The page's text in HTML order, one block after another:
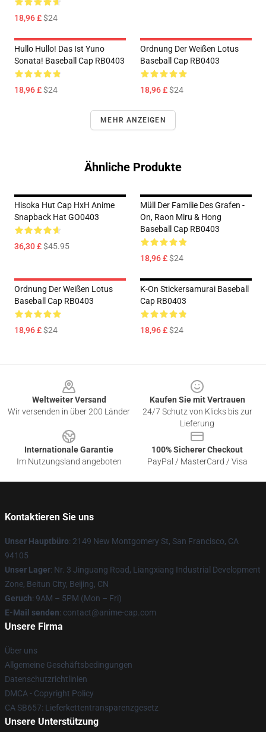
18,96 £$24
Hullo Hullo! Das Ist Yuno
Sonata! Baseball Cap RB0403
18,96 £$24
Ordnung Der Weißen Lotus
Baseball Cap RB0403
18,96 £$24
MEHR ANZEIGEN
Ähnliche Produkte
Hisoka Hut Cap HxH Anime
Snapback Hat GO0403
36,30 £$45.95
Müll Der Familie Des Grafen -
On, Raon Miru & Hong
Baseball Cap RB0403
18,96 £$24
Ordnung Der Weißen Lotus
Baseball Cap RB0403
18,96 £$24
K-On Stickersamurai Baseball
Cap RB0403
18,96 £$24
Weltweiter Versand
Wir versenden in über 200 Länder
Kaufen Sie mit Vertrauen
24/7 Schutz von Klicks bis zur
Lieferung
Internationale Garantie
Im Nutzungsland angeboten
100% Sicherer Checkout
PayPal / MasterCard / Visa
Kontaktieren Sie uns
Unser Hauptbüro: 2149 New Montgomery St, San Francisco, CA
94105
Unser Lager: Nr. 3 Jinguang Road, Liangxiang Industrial Development
Zone, Beitun City, Beijing, CN
Geruch: 9AM – 5PM (Mon – Fri)
E-Mail senden: contact@anime-cap.com
Unsere Firma
Über uns
Allgemeine Geschäftsbedingungen
Datenschutzrichtlinien
DMCA - Copyright Policy
CA SB657: Lieferkettentransparenzgesetz
Unsere Unterstützung